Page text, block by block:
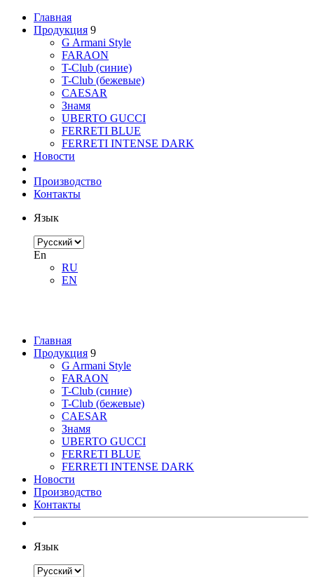
Главная
Продукция 9
G Armani Style
FARAON
T-Club (синие)
T-Club (бежевые)
CAESAR
Знамя
UBERTO GUCCI
FERRETI BLUE
FERRETI INTENSE DARK
Новости
Производство
Контакты
Язык
En
RU
EN
Главная
Продукция 9
G Armani Style
FARAON
T-Club (синие)
T-Club (бежевые)
CAESAR
Знамя
UBERTO GUCCI
FERRETI BLUE
FERRETI INTENSE DARK
Новости
Производство
Контакты
Язык